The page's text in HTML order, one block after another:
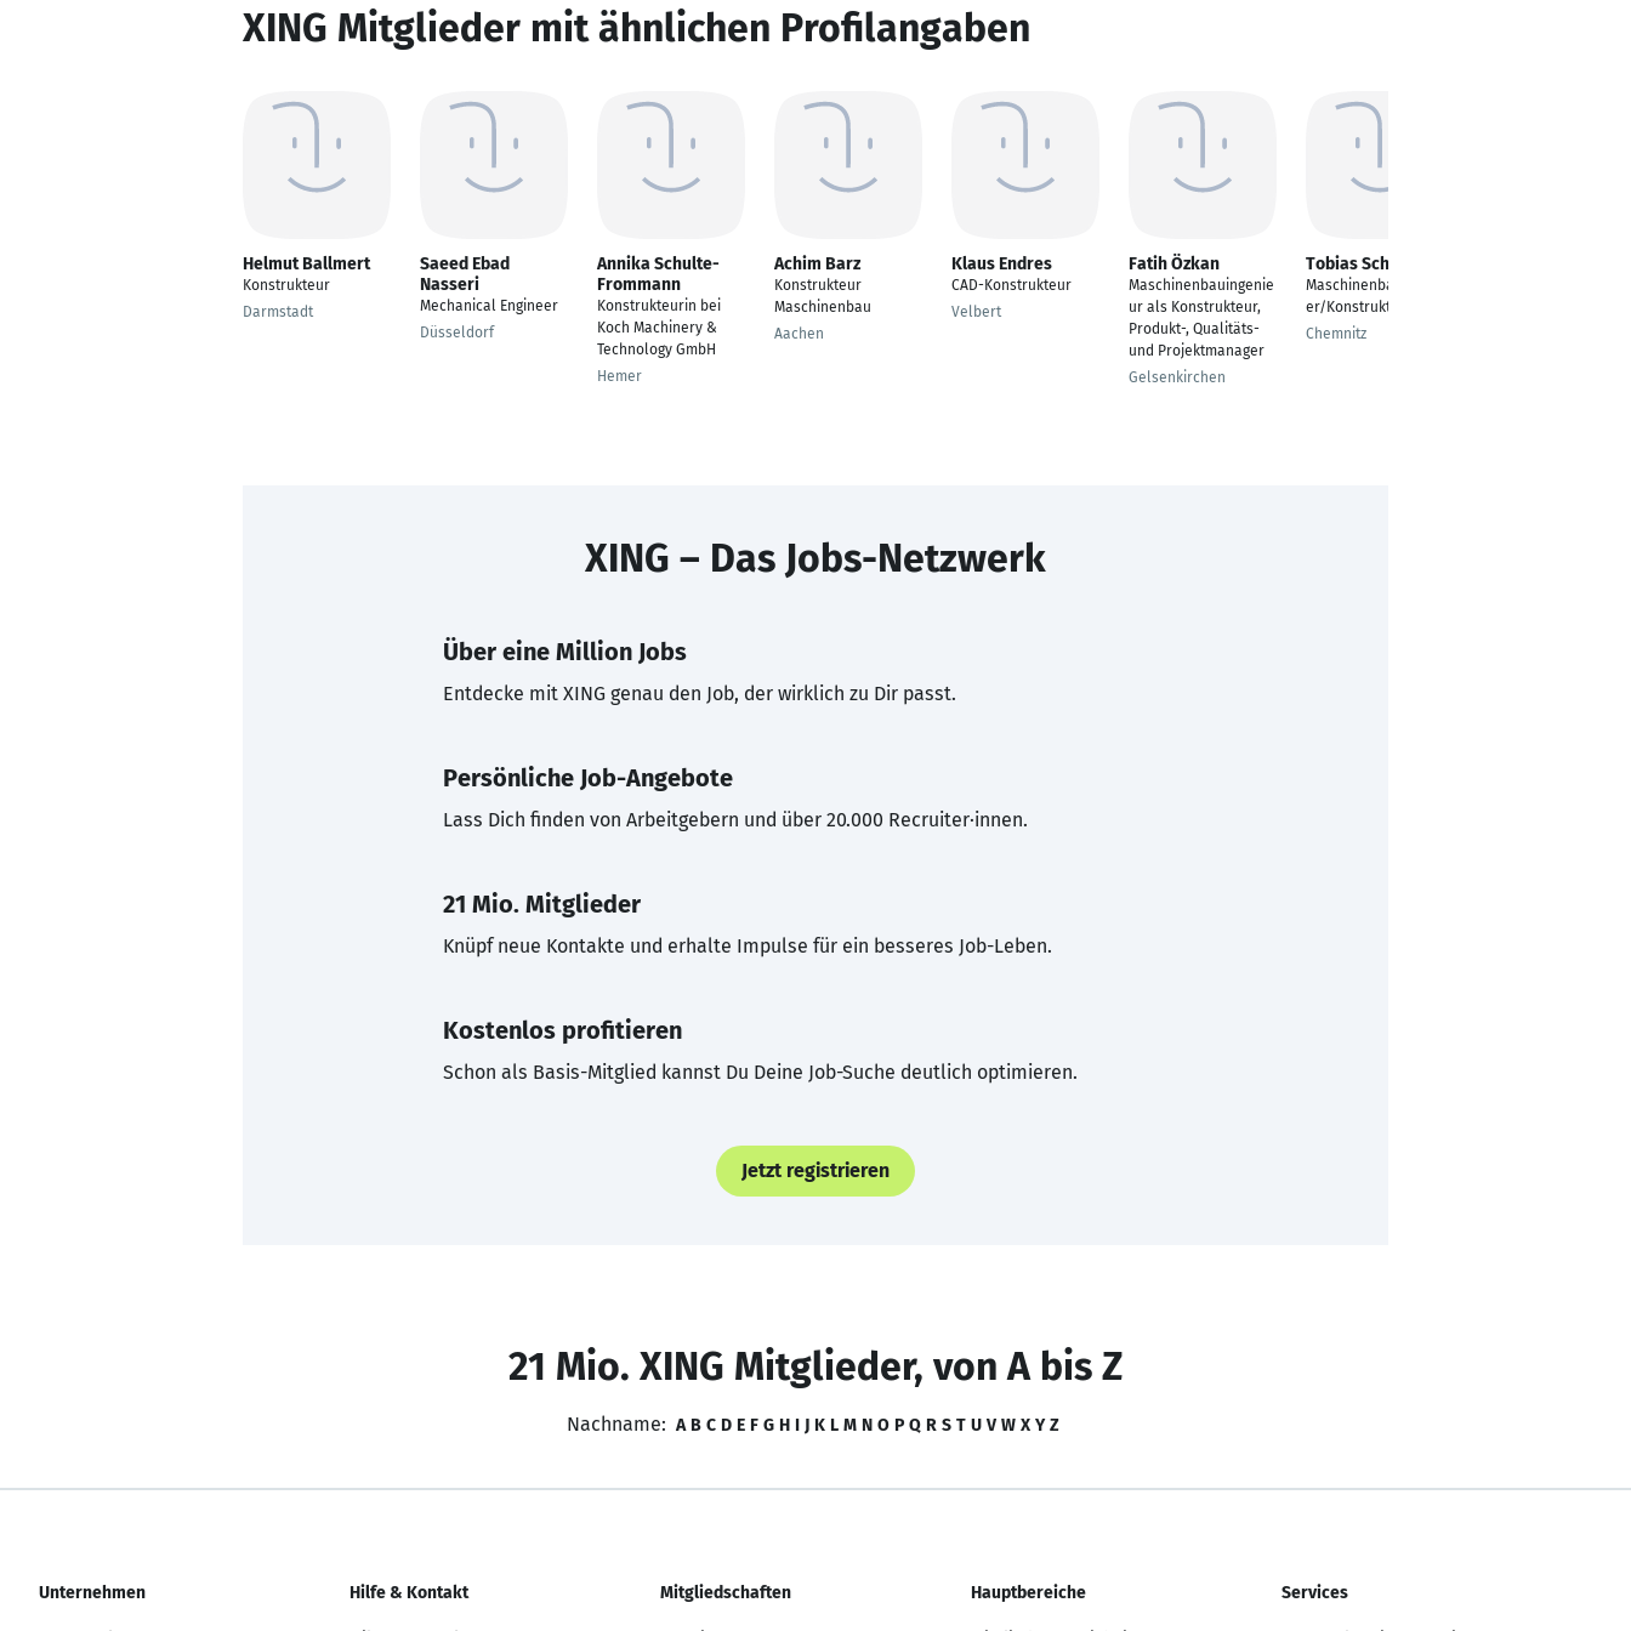
XING Mitglieder mit ähnlichen Profilangaben
Helmut Ballmert
Konstrukteur
Darmstadt
Saeed Ebad
Nasseri
Mechanical Engineer
Düsseldorf
Annika Schulte-
Frommann
Konstrukteurin bei
Koch Machinery &
Technology GmbH
Hemer
Achim Barz
Konstrukteur
Maschinenbau
Aachen
Klaus Endres
CAD-Konstrukteur
Velbert
Fatih Özkan
Maschinenbauingenie
ur als Konstrukteur,
Produkt-, Qualitäts-
und Projektmanager
Gelsenkirchen
Tobias Schnitzler
Maschinenbautechnik
er/Konstrukteur
Chemnitz
XING – Das Jobs-Netzwerk
Über eine Million Jobs
Entdecke mit XING genau den Job, der wirklich zu Dir passt.
Persönliche Job-Angebote
Lass Dich finden von Arbeitgebern und über 20.000 Recruiter·innen.
21 Mio. Mitglieder
Knüpf neue Kontakte und erhalte Impulse für ein besseres Job-Leben.
Kostenlos profitieren
Schon als Basis-Mitglied kannst Du Deine Job-Suche deutlich optimieren.
Jetzt registrieren
21 Mio. XING Mitglieder, von A bis Z
Nachname: A B C D E F G H I J K L M N O P Q R S T U V W X Y Z
Unternehmen Hilfe & Kontakt Mitgliedschaften Hauptbereiche Services